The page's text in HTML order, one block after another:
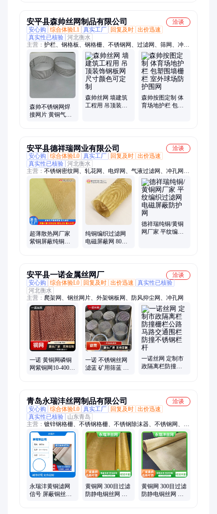
安平县森帅丝网制品有限公司
洽谈
安心购
综合体验L1 真实工厂 回复及时 出价迅速
真实性已核验 河北衡水
主营： 护栏、钢格板、钢格栅、不锈钢网、过滤网、筛网、冲孔
网、网片、盖土网、冲孔板、围栏、洞洞板
森帅不锈钢网焊
接网片 黄铜气液
森帅丝网 墙建筑
工程用 吊顶装饰
森帅按图定制 体
育场地护栏 包塑
安平县德祥瑞网业有限公司
洽谈
安心购
综合体验L0 真实工厂 回复及时 出价迅速
真实性已核验 河北衡水
主营： 不锈钢密纹网、轧花网、电焊网、气液过滤网、冲孔网、
筛网、不锈钢过滤网、不锈钢筛网、铜网、钛网、镍网、过滤网
片、过滤网筒、装饰网、烧结网、分样筛
超薄散热网厂家
紫铜屏蔽纯铜编
纯铜编织过滤网
电磁屏蔽网 80目
德祥瑞纯铜/黄铜
网厂家 平纹编织
安平县一诺金属丝网厂
洽谈
安心购
综合体验L0 回复及时 出价迅速
真实性已核验
河北衡水
主营： 爬架网、钢丝网片、外架钢板网、防风抑尘网、冲孔网
一诺 黄铜网磷铜
网紫铜网10-400目
一诺 不锈钢丝网
滤蓝 矿用筛蓝 筛
一诺丝网 定制市
政隔离栏防撞栅
青岛永瑞沣丝网制品有限公司
洽谈
安心购
综合体验L0 真实工厂 回复及时 出价迅速
真实性已核验
山东青岛
主营： 镀锌钢格栅、不锈钢格栅、不锈钢除沫器、不锈钢网、不
锈钢冲网、镀锌冲孔网、不锈钢密目网、不锈钢板网、不锈钢电
焊网、不锈钢焊接网片、不绣钢滤网、建筑网片、钢筋网片、钢
筋网、铜丝网、紫铜滤网、黄铜丝网、钢板网、圆孔网、方孔
网、铝板冲孔网、电焊网、玻璃钢格栅、彩钢板围挡、钢格板
永瑞沣黄铜滤网
信号 屏蔽铜丝网
黄铜网 300目过滤
防静电铜丝网 信
黄铜网 300目过滤
防静电铜丝网 信